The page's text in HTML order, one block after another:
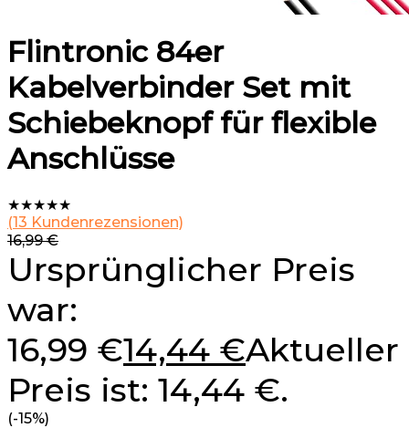
Flintronic 84er
Kabelverbinder Set mit
Schiebeknopf für flexible
Anschlüsse
★★★★★
(13 Kundenrezensionen)
16,99€
Ursprünglicher Preis
war:
16,99 €14,44 €Aktueller
Preis ist: 14,44 €.
(-15%)